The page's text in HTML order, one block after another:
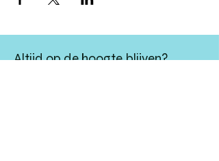
Altijd op de hoogte blijven?